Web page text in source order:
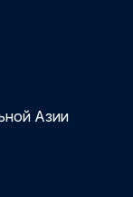
Азии